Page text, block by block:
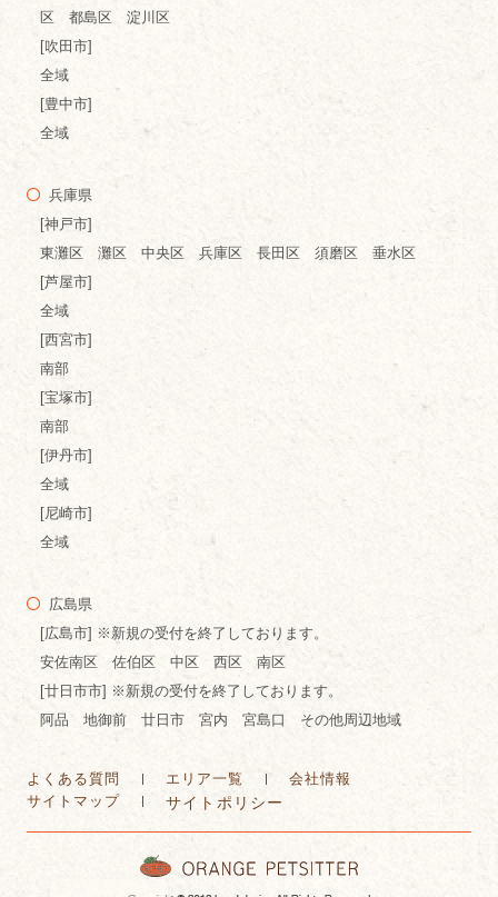
区 都島区 淀川区
[吹田市]
全域
[豊中市]
全域
兵庫県
[神戸市]
東灘区 灘区 中央区 兵庫区 長田区 須磨区 垂水区
[芦屋市]
全域
[西宮市]
南部
[宝塚市]
南部
[伊丹市]
全域
[尼崎市]
全域
広島県
[広島市] ※新規の受付を終了しております。
安佐南区 佐伯区 中区 西区 南区
[廿日市市] ※新規の受付を終了しております。
阿品 地御前 廿日市 宮内 宮島口 その他周辺地域
よくある質問 エリア一覧
会社情報
サイトマップ
サイトポリシー